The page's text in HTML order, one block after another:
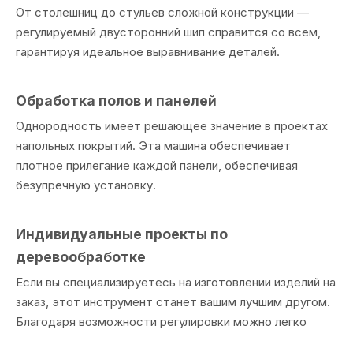
От столешниц до стульев сложной конструкции —
регулируемый двусторонний шип справится со всем,
гарантируя идеальное выравнивание деталей.
Обработка полов и панелей
Однородность имеет решающее значение в проектах
напольных покрытий. Эта машина обеспечивает
плотное прилегание каждой панели, обеспечивая
безупречную установку.
Индивидуальные проекты по
деревообработке
Если вы специализируетесь на изготовлении изделий на
заказ, этот инструмент станет вашим лучшим другом.
Благодаря возможности регулировки можно легко